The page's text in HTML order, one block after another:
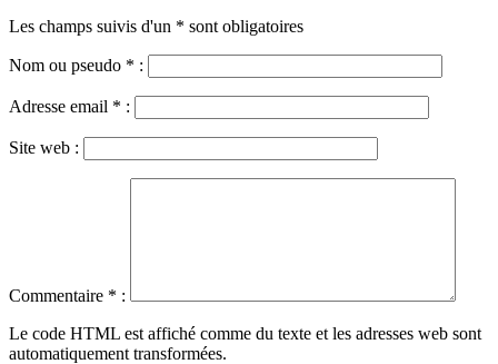
Les champs suivis d'un * sont obligatoires
Nom ou pseudo * :
Adresse email * :
Site web :
Commentaire * :
Le code HTML est affiché comme du texte et les adresses web sont
automatiquement transformées.